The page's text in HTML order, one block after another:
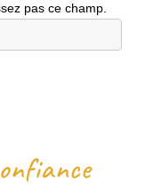
pas ce champ.